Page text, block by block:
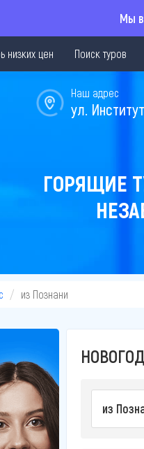
Мы
низких цен Поиск туров
Наш адрес
ул.
ГОРЯЩИЕ
из Познани
из